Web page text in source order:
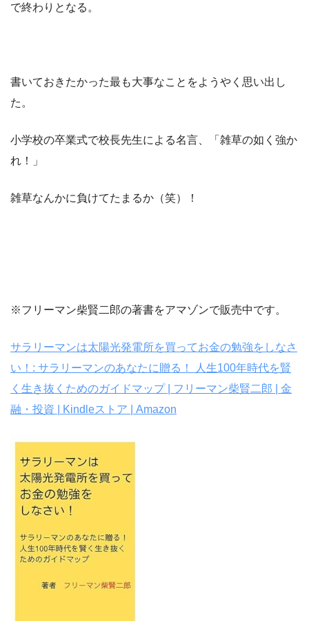
で終わりとなる。
書いておきたかった最も大事なことをようやく思い出し
た。
小学校の卒業式で校長先生による名言、「雑草の如く強か
れ！」
雑草なんかに負けてたまるか（笑）！
※フリーマン柴賢二郎の著書をアマゾンで販売中です。
サラリーマンは太陽光発電所を買ってお金の勉強をしなさ
い！: サラリーマンのあなたに贈る！ 人生100年時代を賢
く生き抜くためのガイドマップ | フリーマン柴賢二郎 | 金
融・投資 | Kindleストア | Amazon